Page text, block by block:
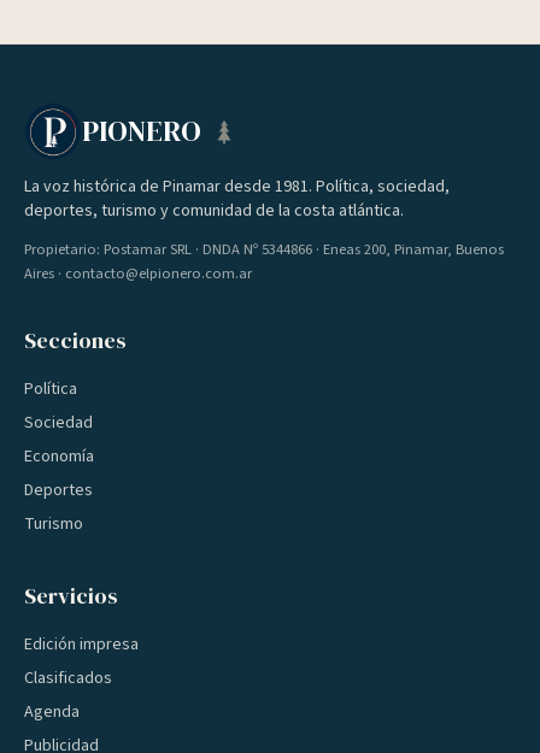
PIONERO
La voz histórica de Pinamar desde 1981. Política, sociedad,
deportes, turismo y comunidad de la costa atlántica.
Propietario: Postamar SRL · DNDA Nº 5344866 · Eneas 200, Pinamar, Buenos
Aires · contacto@elpionero.com.ar
Secciones
Política
Sociedad
Economía
Deportes
Turismo
Servicios
Edición impresa
Clasificados
Agenda
Publicidad